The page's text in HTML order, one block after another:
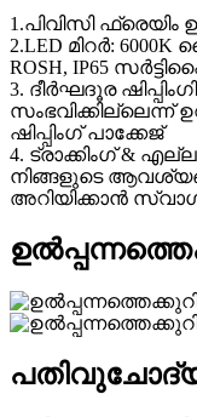
1.പിവിസി
2.LED മിറർ: 6000K
ROSH, IP65
3. ദീർഘദൂര
ഷിപ്പിംഗ് പാക്കേജ്
4. ട്രാക്കിംഗ് &
നിങ്ങളുടെ
അറിയിക്കാൻ